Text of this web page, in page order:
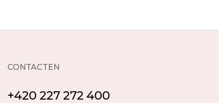
CONTACTEN
+420 227 272 400